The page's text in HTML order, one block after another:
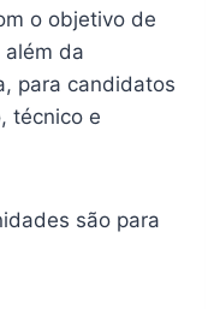
o objetivo de
além da
para candidatos
técnico e
são para